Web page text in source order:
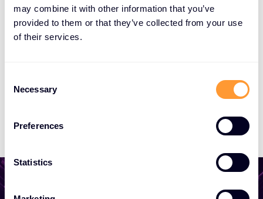
may combine it with other information that you’ve
provided to them or that they’ve collected from your use
of their services.
t
e
Necessary
Preferences
Statistics
Bridging Minds